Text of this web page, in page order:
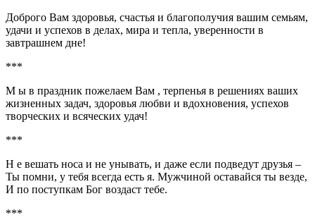
Доброго Вам здоровья, счастья и благополучия вашим семьям,
удачи и успехов в делах, мира и тепла, уверенности в
завтрашнем дне!
***
М ы в праздник пожелаем Вам , терпенья в решениях ваших
жизненных задач, здоровья любви и вдохновения, успехов
творческих и всяческих удач!
***
Н е вешать носа и не унывать, и даже если подведут друзья –
Ты помни, у тебя всегда есть я. Мужчиной оставайся ты везде,
И по поступкам Бог воздаст тебе.
***